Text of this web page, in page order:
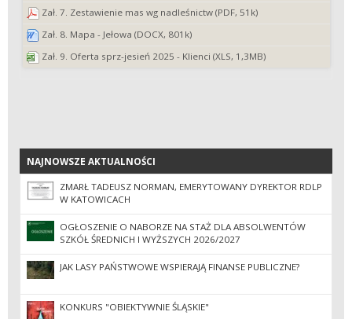
Zał. 7. Zestawienie mas wg nadleśnictw (PDF, 51k)
Zał. 8. Mapa - Jełowa (DOCX, 801k)
Zał. 9. Oferta sprz-jesień 2025 - Klienci (XLS, 1,3MB)
NAJNOWSZE AKTUALNOŚCI
NAJNOWSZE AKTUALNOŚCI
ZMARŁ TADEUSZ NORMAN, EMERYTOWANY DYREKTOR RDLP
W KATOWICACH
OGŁOSZENIE O NABORZE NA STAŻ DLA ABSOLWENTÓW
SZKÓŁ ŚREDNICH I WYŻSZYCH 2026/2027
JAK LASY PAŃSTWOWE WSPIERAJĄ FINANSE PUBLICZNE?
KONKURS "OBIEKTYWNIE ŚLĄSKIE"